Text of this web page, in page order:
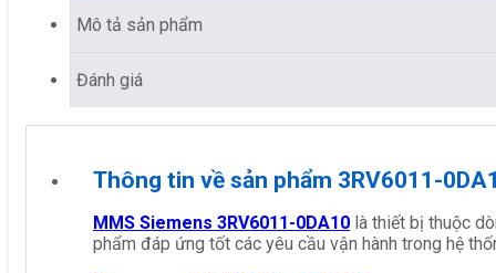
Mô tả sản phẩm
Đánh giá
Thông tin về sản phẩm 3RV6011-
MMS Siemens 3RV6011-0DA10 là thiết bị thuộc
phẩm đáp ứng tốt các yêu cầu vận hành trong hệ